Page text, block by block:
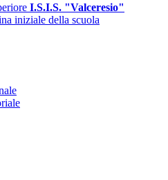
I.S.I.S. "Valceresio"
iniziale della scuola